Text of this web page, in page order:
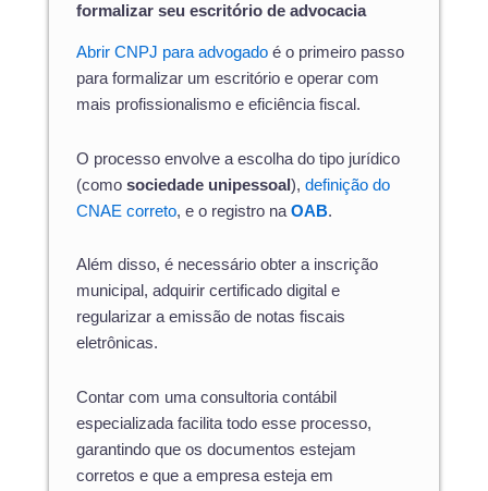
formalizar seu escritório de advocacia
Abrir CNPJ para advogado é o primeiro passo
para formalizar um escritório e operar com
mais profissionalismo e eficiência fiscal.
O processo envolve a escolha do tipo jurídico
(como sociedade unipessoal), definição do
CNAE correto, e o registro na OAB.
Além disso, é necessário obter a inscrição
municipal, adquirir certificado digital e
regularizar a emissão de notas fiscais
eletrônicas.
Contar com uma consultoria contábil
especializada facilita todo esse processo,
garantindo que os documentos estejam
corretos e que a empresa esteja em